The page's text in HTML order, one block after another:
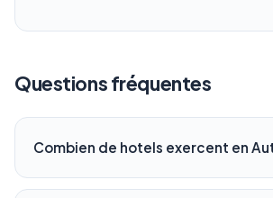
Questions fréquentes
Combien de hotels exercent en